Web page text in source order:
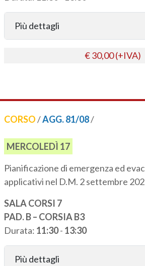
Più dettagli
€ 30,00 (+IVA)
CORSO/AGG. 81/08/
MERCOLEDÌ 17
Pianificazione di emergenza ed
applicativi nel D.M. 2 settembre
SALA CORSI 7
PAD. B – CORSIA B3
Durata: 11:30- 13:30
Più dettagli